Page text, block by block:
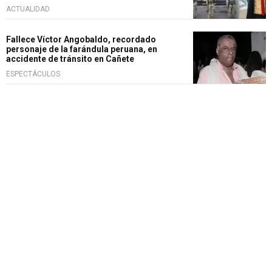
ACTUALIDAD
Fallece Víctor Angobaldo, recordado
personaje de la farándula peruana, en
accidente de tránsito en Cañete
ESPECTÁCULOS